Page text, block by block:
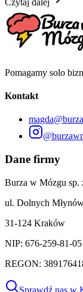
Pomagamy solo
Kontakt
Dane firmy
Burza w Mózgu sp.
ul. Dolnych
31-124 Kraków
NIP: 676-259-81-05
REGON:
Sprawdź nas w